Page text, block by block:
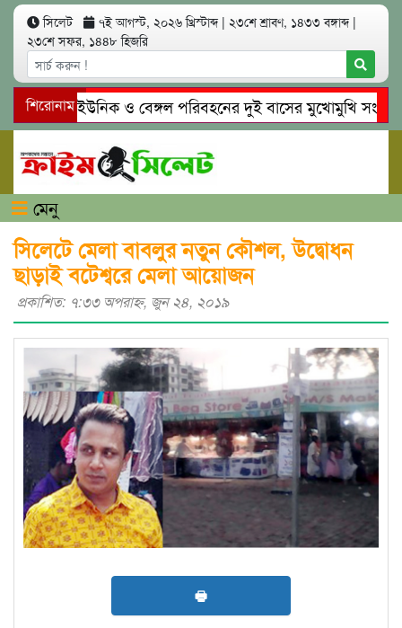
সিলেট ৭ই আগস্ট, ২০২৬ খ্রিস্টাব্দ | ২৩শে শ্রাবণ, ১৪৩৩ বঙ্গাব্দ |
২৩শে সফর, ১৪৪৮ হিজরি
শিরোনাম
সিলেটে ইউনিক ও বেঙ্গল পরিবহনের দুই বাসের মুখোমুখি সং’ঘ’র্ষে
গোয়াইনঘাটে প্রেমের ফাঁদে তরুণী পাচার: মাদকাসক্ত রিমালকে
মেনু
সিলেটে মেলা বাবলুর নতুন কৌশল, উদ্বোধন
ছাড়াই বটেশ্বরে মেলা আয়োজন
প্রকাশিত: ৭:৩৩ অপরাহ্ণ, জুন ২৪, ২০১৯
🖶